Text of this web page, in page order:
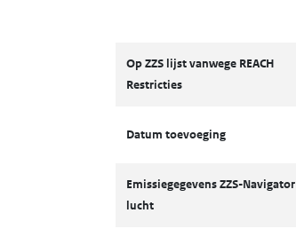
Op ZZS lijst vanwege REACH
Restricties
Datum toevoeging
Emissiegegevens ZZS-Navigator
lucht